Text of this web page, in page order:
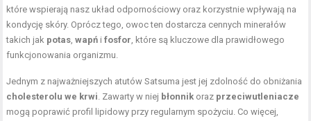
które wspierają nasz układ odpornościowy oraz korzystnie wpływają na
kondycję skóry. Oprócz tego, owoc ten dostarcza cennych minerałów
takich jak potas,wapń ifosfor, które są kluczowe dla prawidłowego
funkcjonowania organizmu.
Jednym z najważniejszych atutów Satsuma jest jej zdolność do obniżania
cholesterolu we krwi. Zawarty w niej błonnik oraz przeciwutleniacze
mogą poprawić profil lipidowy przy regularnym spożyciu. Co więcej,